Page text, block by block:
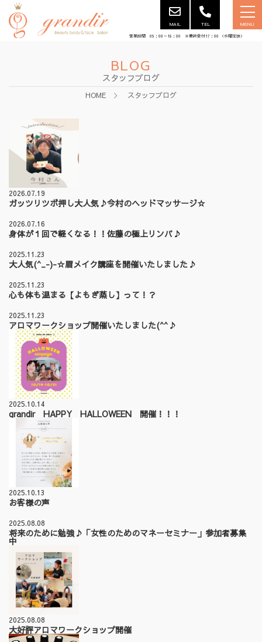
MAIL TEL MENU
営業時間 09：00～18：00 ※最終受付17：00 （水曜定休）
BLOG
スタッフブログ
HOME スタッフブログ
2026.07.19
ガッツリツボ押し大人気♪今村のヘッドマッサージ☆
2026.07.16
身体が１回で軽くなる！！佐藤の極上リンパ♪
2025.11.23
大人気(^_-)-☆眉メイク講座を開催いたしました♪
2025.11.23
心も体も温まる【よもぎ蒸し】って！？
2025.11.23
アロマワークショップ開催いたしました(^^♪
2025.10.14
grandir HAPPY HALLOWEEN 開催！！！
2025.10.13
お客様の声
2025.08.08
将来のために勉強♪「女性のためのマネーセミナー」参加者募集
中
2025.08.08
大好評アロマワークショップ開催